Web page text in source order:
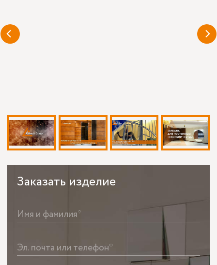
Заказать изделие
Имя и фамилия*
Эл. почта или телефон*